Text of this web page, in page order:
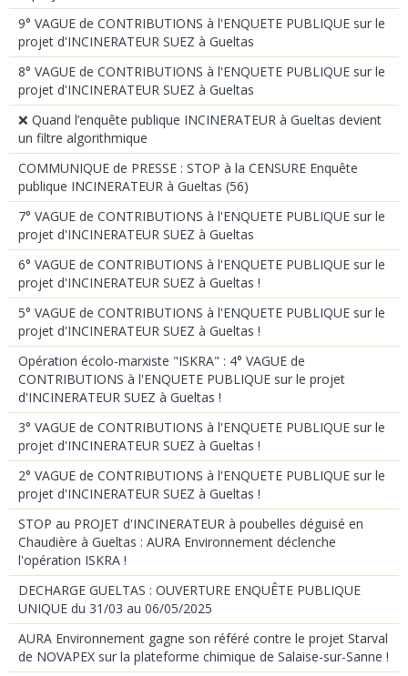
9° VAGUE de CONTRIBUTIONS à l'ENQUETE PUBLIQUE sur le
projet d'INCINERATEUR SUEZ à Gueltas
8° VAGUE de CONTRIBUTIONS à l'ENQUETE PUBLIQUE sur le
projet d'INCINERATEUR SUEZ à Gueltas
❌ Quand l’enquête publique INCINERATEUR à Gueltas devient
un filtre algorithmique
COMMUNIQUE de PRESSE : STOP à la CENSURE Enquête
publique INCINERATEUR à Gueltas (56)
7° VAGUE de CONTRIBUTIONS à l'ENQUETE PUBLIQUE sur le
projet d'INCINERATEUR SUEZ à Gueltas
6° VAGUE de CONTRIBUTIONS à l'ENQUETE PUBLIQUE sur le
projet d'INCINERATEUR SUEZ à Gueltas !
5° VAGUE de CONTRIBUTIONS à l'ENQUETE PUBLIQUE sur le
projet d'INCINERATEUR SUEZ à Gueltas !
Opération écolo-marxiste "ISKRA" : 4° VAGUE de
CONTRIBUTIONS à l'ENQUETE PUBLIQUE sur le projet
d'INCINERATEUR SUEZ à Gueltas !
3° VAGUE de CONTRIBUTIONS à l'ENQUETE PUBLIQUE sur le
projet d'INCINERATEUR SUEZ à Gueltas !
2° VAGUE de CONTRIBUTIONS à l'ENQUETE PUBLIQUE sur le
projet d'INCINERATEUR SUEZ à Gueltas !
STOP au PROJET d'INCINERATEUR à poubelles déguisé en
Chaudière à Gueltas : AURA Environnement déclenche
l'opération ISKRA !
DECHARGE GUELTAS : OUVERTURE ENQUÊTE PUBLIQUE
UNIQUE du 31/03 au 06/05/2025
AURA Environnement gagne son référé contre le projet Starval
de NOVAPEX sur la plateforme chimique de Salaise-sur-Sanne !